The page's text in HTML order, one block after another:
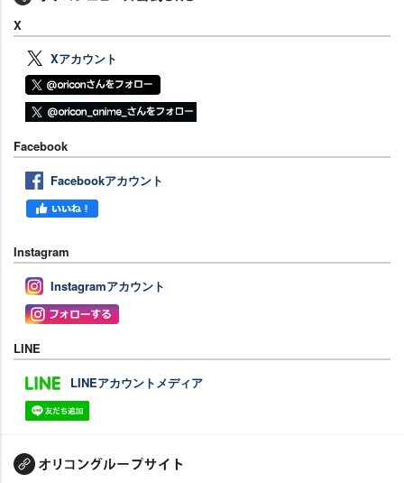
X
Xアカウント
Facebook
Facebookアカウント
Instagram
Instagramアカウント
LINE
LINEアカウントメディア